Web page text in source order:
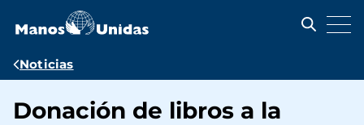
contenido
Ruta
navegación
Noticias
Donación de libros a la